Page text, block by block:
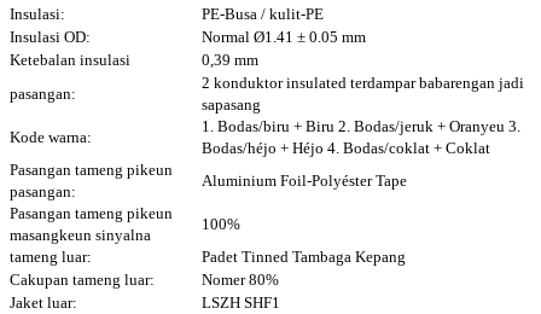
Insulasi:
PE-Busa / kulit-PE
Insulasi OD:
Normal Ø1.41 ± 0.05 mm
Ketebalan insulasi
0,39 mm
pasangan:
2 konduktor insulated terdampar babarengan jadi
sapasang
Kode warna:
1. Bodas/biru + Biru 2. Bodas/jeruk + Oranyeu 3.
Bodas/héjo + Héjo 4. Bodas/coklat + Coklat
Pasangan tameng pikeun
pasangan:
Aluminium Foil-Polyéster Tape
Pasangan tameng pikeun
masangkeun sinyalna
100%
tameng luar:
Padet Tinned Tambaga Kepang
Cakupan tameng luar:
Nomer 80%
Jaket luar:
LSZH SHF1